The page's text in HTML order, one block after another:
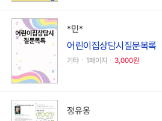
*민*
어린이집상담시질문목록
기타ㆍ1페이지ㆍ 3,000원
정유옹